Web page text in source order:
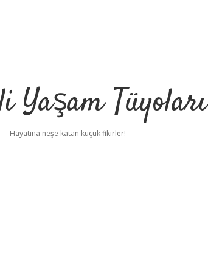
Yaşam Tüyoları
Hayatına neşe katan küçük fikirler!